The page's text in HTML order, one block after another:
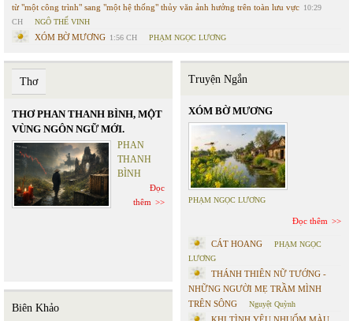
từ "một công trình" sang "một hệ thống" thủy văn ảnh hưởng trên toàn lưu vực 10:29
CH
NGÔ THẾ VINH
XÓM BỜ MƯƠNG 1:56 CH PHẠM NGỌC LƯƠNG
Thơ
THƠ PHAN THANH BÌNH, MỘT
VÙNG NGÔN NGỮ MỚI.
PHAN
THANH
BÌNH
Đọc
thêm
Biên Khảo
Truyện Ngắn
XÓM BỜ MƯƠNG
PHẠM NGỌC LƯƠNG
Đọc thêm
CÁT HOANG
PHẠM NGỌC
LƯƠNG
THÁNH THIÊN NỮ TƯỚNG -
NHỮNG NGƯỜI MẸ TRẦM MÌNH
TRÊN SÔNG
Nguyệt Quỳnh